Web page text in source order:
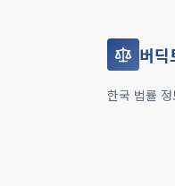
버딕
한국 법률